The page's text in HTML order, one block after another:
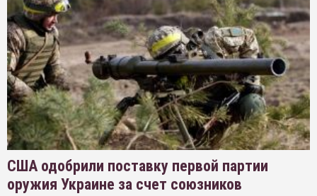
США одобрили поставку первой партии
оружия Украине за счет союзников